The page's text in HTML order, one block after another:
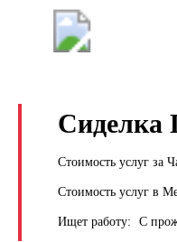
Сиделка
Стоимость услуг за
Стоимость услуг в
Ищет работу: С